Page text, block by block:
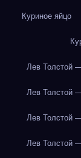
Куриное яйцо
Лев Толстой
Лев Толстой
Лев Толстой
Лев Толстой